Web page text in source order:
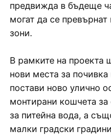
предвижда в бъдеще
могат да се
зони.
В рамките на проекта
нови места за
постави ново улично
монтирани кошчета
за питейна вода, а
малки градски